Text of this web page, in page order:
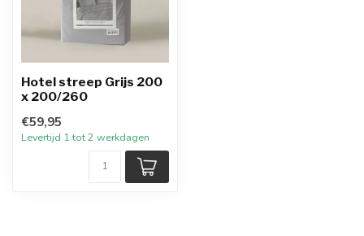
Hotel streep Grijs 200
x 200/260
€59,95
Levertijd 1 tot 2 werkdagen